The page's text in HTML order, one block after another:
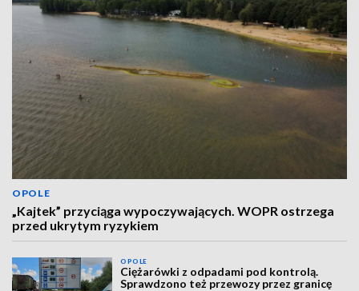
OPOLE
„Kajtek” przyciąga wypoczywających. WOPR ostrzega
przed ukrytym ryzykiem
OPOLE
Ciężarówki z odpadami pod kontrolą.
Sprawdzono też przewozy przez granicę